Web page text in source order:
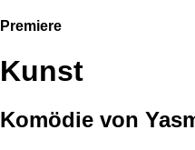
Premiere
Kunst
Komödie von